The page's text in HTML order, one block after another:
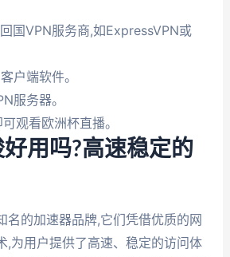
国VPN服务商,如ExpressVPN或
户端软件。
服务器。
观看欧洲杯直播。
用吗?高速稳定的
名的加速器品牌,它们凭借优质的网
,为用户提供了高速、稳定的访问体